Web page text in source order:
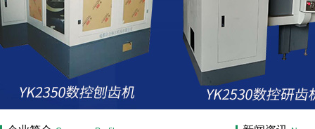
成都众合格尔机床有限公司